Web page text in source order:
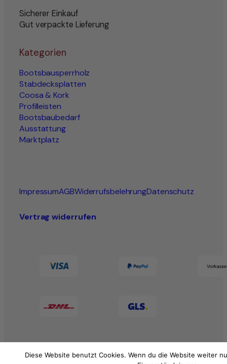
Sicherer Einkauf
Gut verpackte Lieferung
Kategorien
Bootsbausperrholz
Stabdecksplatten
Coosa & Kork
Profilleisten
Bootsbaubedarf
Ausstattung
Marktplatz
ImpressumAGBWiderrufsbelehrungDatenschutz
Vertrag widerrufen
Diese Website benutzt Cookies. Wenn du die Website weiter